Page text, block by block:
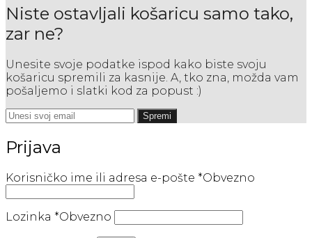
Niste ostavljali košaricu samo tako,
zar ne?
Unesite svoje podatke ispod kako biste svoju
košaricu spremili za kasnije. A, tko zna, možda vam
pošaljemo i slatki kod za popust :)
Spremi
Prijava
Korisničko ime ili adresa e-pošte *Obvezno
Lozinka *Obvezno